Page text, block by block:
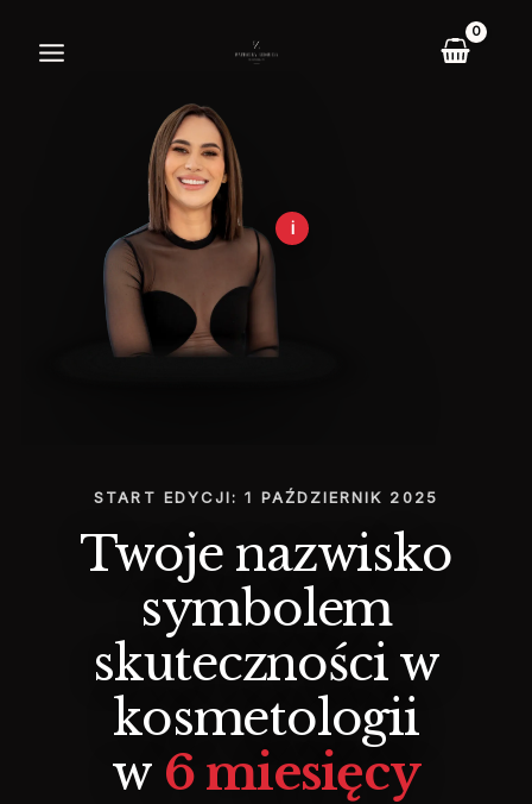
START EDYCJI:1 PAŹDZIERNIK 2025
Twoje nazwisko
symbolem
skuteczności w
kosmetologii
w 6 miesięcy
i